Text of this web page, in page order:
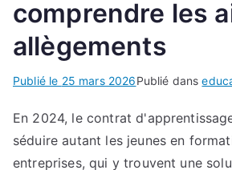
comprendre les
allègements
Publié le 25 mars 2026Publié dans
En 2024, le contrat
séduire autant les jeunes en
entreprises, qui y trouvent une